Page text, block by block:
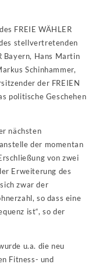
FREIE WÄHLER
stellvertretenden
Bayern, Hans Martin
Schinhammer,
der FREIEN
politische Geschehen
nächsten
der momentan
von zwei
Erweiterung des
zwar der
so dass eine
ist“, so der
u.a. die neu
Fitness- und